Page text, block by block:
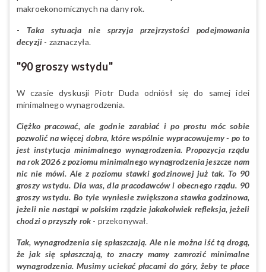
makroekonomicznych na dany rok.
- Taka sytuacja nie sprzyja przejrzystości podejmowania
decyzji - zaznaczyła.
"90 groszy wstydu"
W czasie dyskusji Piotr Duda odniósł się do samej idei
minimalnego wynagrodzenia.
Ciężko pracować, ale godnie zarabiać i po prostu móc sobie
pozwolić na więcej dobra, które wspólnie wypracowujemy - po to
jest instytucja minimalnego wynagrodzenia. Propozycja rządu
na rok 2026 z poziomu minimalnego wynagrodzenia jeszcze nam
nic nie mówi. Ale z poziomu stawki godzinowej już tak. To 90
groszy wstydu. Dla was, dla pracodawców i obecnego rządu. 90
groszy wstydu. Bo tyle wyniesie zwiększona stawka godzinowa,
jeżeli nie nastąpi w polskim rządzie jakakolwiek refleksja, jeżeli
chodzi o przyszły rok - przekonywał.
Tak, wynagrodzenia się spłaszczają. Ale nie można iść tą drogą,
że jak się spłaszczają, to znaczy mamy zamrozić minimalne
wynagrodzenia. Musimy uciekać płacami do góry, żeby te płace